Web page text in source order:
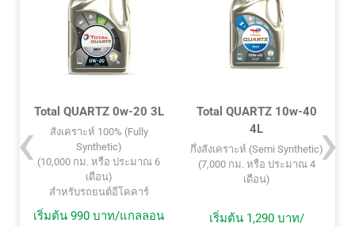
Total QUARTZ 0w-20 3L
สังเคราะห์ 100% (Fully
Synthetic)
(10,000 กม. หรือ ประมาณ 6
เดือน)
สำหรับรถยนต์อีโคคาร์
เริ่มต้น 990 บาท/แกลลอน
Total QUARTZ 10w-40
4L
กึ่งสังเคราะห์ (Semi Synthetic)
(7,000 กม. หรือ ประมาณ 4
เดือน)
เริ่มต้น 1,290 บาท/